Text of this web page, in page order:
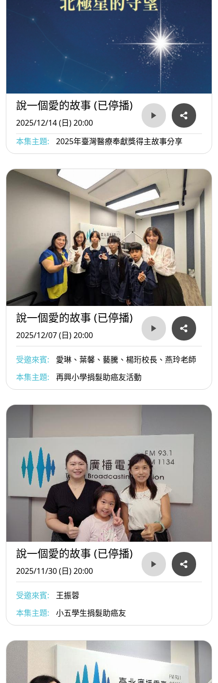
說一個愛的故事 (已停播)
2025/12/14 (日) 20:00
本集主題:
2025年臺灣醫療奉獻獎得主故事分享
說一個愛的故事 (已停播)
2025/12/07 (日) 20:00
受邀來賓:
愛琳、葉馨、藝騰、楊珩校長、燕玲老師
本集主題:
再興小學捐髮助癌友活動
說一個愛的故事 (已停播)
2025/11/30 (日) 20:00
受邀來賓:
王振蓉
本集主題:
小五學生捐髮助癌友